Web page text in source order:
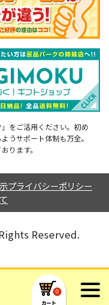
0
をご活用ください。初め
うサポート体制も万全。
ります。
プライバシーポリシー
Reserved.